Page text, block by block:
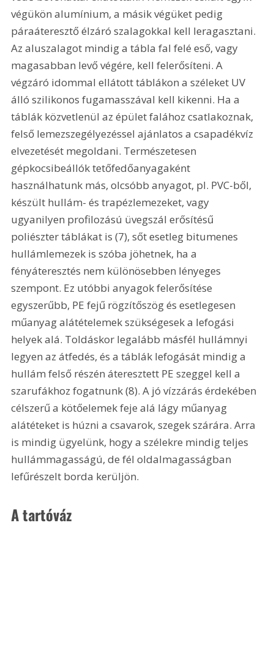
végükön alumínium, a másik végüket pedig
páraáteresztő élzáró szalagokkal kell leragasztani.
Az aluszalagot mindig a tábla fal felé eső, vagy
magasabban levő végére, kell felerősíteni. A
végzáró idommal ellátott táblákon a széleket UV
álló szilikonos fugamasszával kell kikenni. Ha a
táblák közvetlenül az épület falához csatlakoznak,
felső lemezszegélyezéssel ajánlatos a csapadékvíz
elvezetését megoldani. Természetesen
gépkocsibeállók tetőfedőanyagaként
használhatunk más, olcsóbb anyagot, pl. PVC-ből,
készült hullám- és trapézlemezeket, vagy
ugyanilyen profilozású üvegszál erősítésű
poliészter táblákat is (7), sőt esetleg bitumenes
hullámlemezek is szóba jöhetnek, ha a
fényáteresztés nem különösebben lényeges
szempont. Ez utóbbi anyagok felerősítése
egyszerűbb, PE fejű rögzítőszög és esetlegesen
műanyag alátételemek szükségesek a lefogási
helyek alá. Toldáskor legalább másfél hullámnyi
legyen az átfedés, és a táblák lefogását mindig a
hullám felső részén áteresztett PE szeggel kell a
szarufákhoz fogatnunk (8). A jó vízzárás érdekében
célszerű a kötőelemek feje alá lágy műanyag
alátéteket is húzni a csavarok, szegek szárára. Arra
is mindig ügyelünk, hogy a szélekre mindig teljes
hullámmagasságú, de fél oldalmagasságban
lefűrészelt borda kerüljön.
A tartóváz